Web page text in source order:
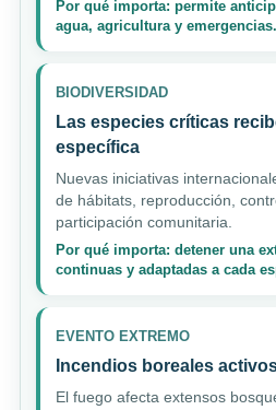
Por qué importa: permite
agua, agricultura y emergencias.
BIODIVERSIDAD
Las especies críticas
específica
Nuevas iniciativas
de hábitats, reproducción,
participación comunitaria.
Por qué importa: detener una
continuas y adaptadas a cada
EVENTO EXTREMO
Incendios boreales
El fuego afecta extensos